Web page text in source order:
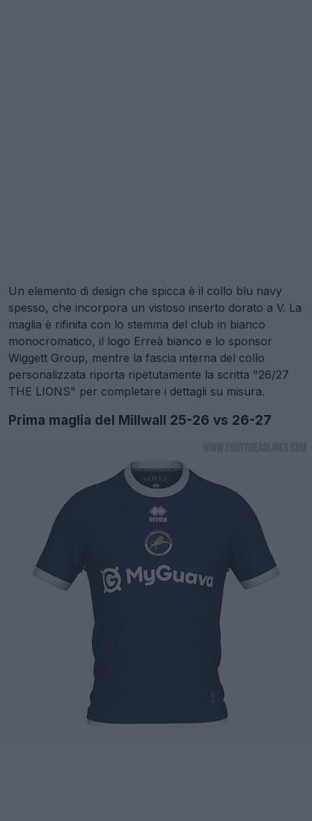
Un elemento di design che spicca è il collo blu navy
spesso, che incorpora un vistoso inserto dorato a V. La
maglia è rifinita con lo stemma del club in bianco
monocromatico, il logo Erreà bianco e lo sponsor
Wiggett Group, mentre la fascia interna del collo
personalizzata riporta ripetutamente la scritta "26/27
THE LIONS" per completare i dettagli su misura.
Prima maglia del Millwall 25-26 vs 26-27